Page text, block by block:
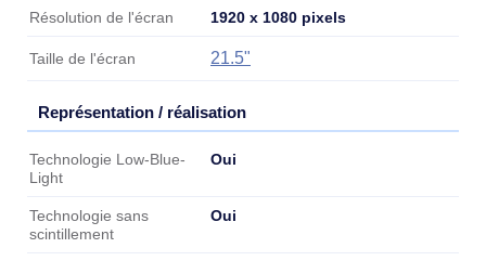
Résolution de l'écran 1920 x 1080 pixels
Taille de l'écran 21.5"
Représentation / réalisation
Représentation / réalisation
Technologie Low-Blue-
Light
Oui
Technologie sans
scintillement
Oui